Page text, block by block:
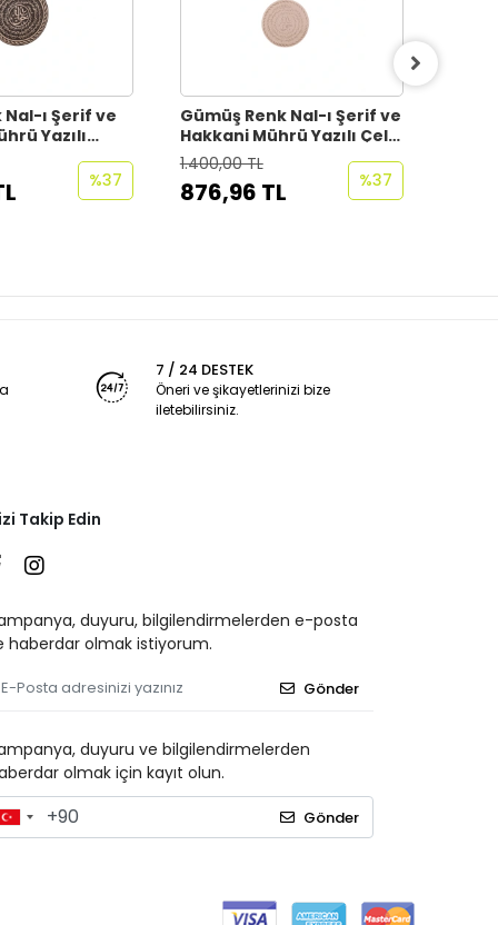
Nal-ı Şerif ve
Yazılı
(unisex)
%37
Gümüş Renk Nal-ı Şerif ve
Hakkani Mührü Yazılı Çelik
Kolye Kararmaz
Paslanmaz Zincir
1.400,00 TL
876,96 TL %37
7 / 24 DESTEK
Öneri ve şikayetlerinizi bize
iletebilirsiniz.
Takip Edin
duyuru, bilgilendirmelerden e-posta
haberdar olmak istiyorum.
Gönder
duyuru ve bilgilendirmelerden
olmak için kayıt olun.
Gönder